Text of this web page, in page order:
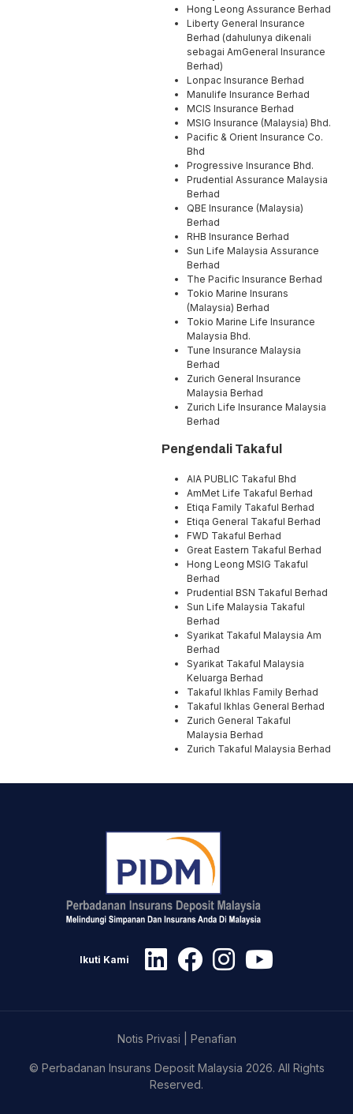
Hong Leong Assurance Berhad
Liberty General Insurance
Berhad (dahulunya dikenali
sebagai AmGeneral Insurance
Berhad)
Lonpac Insurance Berhad
Manulife Insurance Berhad
MCIS Insurance Berhad
MSIG Insurance (Malaysia) Bhd.
Pacific & Orient Insurance Co.
Bhd
Progressive Insurance Bhd.
Prudential Assurance Malaysia
Berhad
QBE Insurance (Malaysia)
Berhad
RHB Insurance Berhad
Sun Life Malaysia Assurance
Berhad
The Pacific Insurance Berhad
Tokio Marine Insurans
(Malaysia) Berhad
Tokio Marine Life Insurance
Malaysia Bhd.
Tune Insurance Malaysia
Berhad
Zurich General Insurance
Malaysia Berhad
Zurich Life Insurance Malaysia
Berhad
Pengendali Takaful
AIA PUBLIC Takaful Bhd
AmMet Life Takaful Berhad
Etiqa Family Takaful Berhad
Etiqa General Takaful Berhad
FWD Takaful Berhad
Great Eastern Takaful Berhad
Hong Leong MSIG Takaful
Berhad
Prudential BSN Takaful Berhad
Sun Life Malaysia Takaful
Berhad
Syarikat Takaful Malaysia Am
Berhad
Syarikat Takaful Malaysia
Keluarga Berhad
Takaful Ikhlas Family Berhad
Takaful Ikhlas General Berhad
Zurich General Takaful
Malaysia Berhad
Zurich Takaful Malaysia Berhad
Ikuti Kami
Notis Privasi Penafian
© Perbadanan Insurans Deposit Malaysia 2026. All Rights
Reserved.